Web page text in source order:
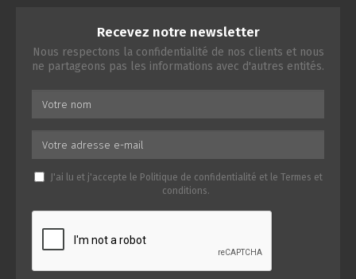
Recevez notre newsletter
Nous respectons la confidentialité de nos clients et nous
ne partageons pas les informations avec d'autres entités.
J'ai lu et j'accepte le Politique de confidentialité et le Termes et
conditions.